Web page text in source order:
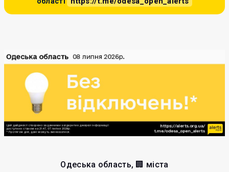
Одеська область, 🏢 міста